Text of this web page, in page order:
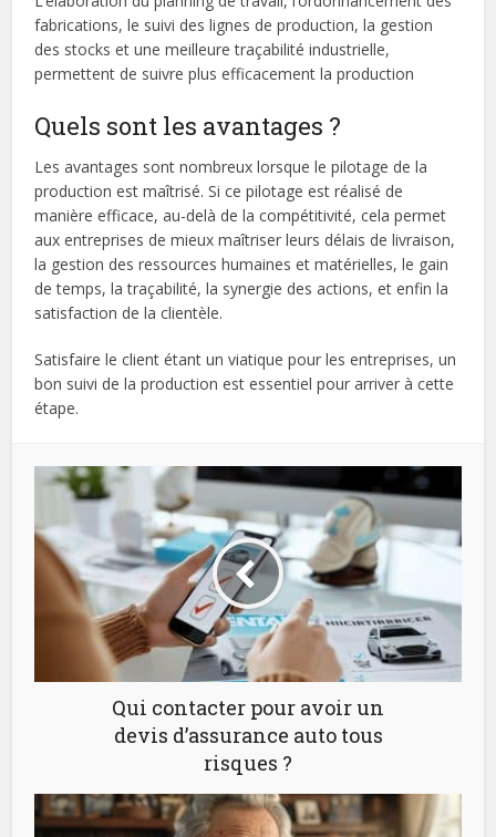
fabrications, le suivi des lignes de production, la gestion
des stocks et une meilleure traçabilité industrielle,
permettent de suivre plus efficacement la production
Quels sont les avantages ?
Les avantages sont nombreux lorsque le pilotage de la
production est maîtrisé. Si ce pilotage est réalisé de
manière efficace, au-delà de la compétitivité, cela permet
aux entreprises de mieux maîtriser leurs délais de livraison,
la gestion des ressources humaines et matérielles, le gain
de temps, la traçabilité, la synergie des actions, et enfin la
satisfaction de la clientèle.
Satisfaire le client étant un viatique pour les entreprises, un
bon suivi de la production est essentiel pour arriver à cette
étape.
Qui contacter pour avoir un
devis d’assurance auto tous
risques ?